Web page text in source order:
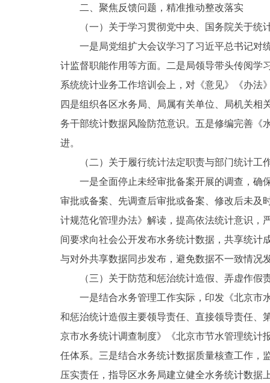
二、聚焦反馈问题，精准推动整改落实
（一）关于学习贯彻党中央、国务院关于统
一是局党组扩大会议学习了习近平总书记对
计监督职能作用等方面。二是局领导带头传阅学
系统统计业务工作培训会上，对《意见》《办法
四是组织各区水务局、局属有关单位、局机关
务干部统计数据风险防范意识。五是修编完善《
进。
（二）关于履行统计法定职责与部门统计工
一是全面停止未经审批备案开展的调查，确
审批或备案、先调查后审批或备案、修改后未及
计规范化管理办法》解读，提高依法统计意识，
间要求向社会公开发布水务统计数据，共享统计
与对外共享数据同步发布，避免数据不一致情况
（三）关于防范和惩治统计造假、弄虚作假
一是结合水务管理工作实际，印发《北京市
和惩治统计造假主要领导责任、直接领导责任、
京市水务统计调查制度》《北京市节水管理统计
任体系。三是结合水务统计数据质量核查工作，
压实责任，指导区水务局建立健全水务统计数据